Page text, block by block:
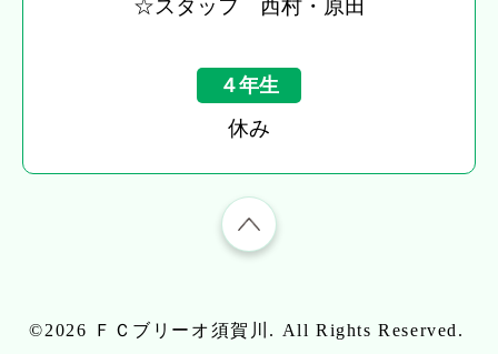
☆スタッフ 西村・原田
４年生
休み
©2026 ＦＣブリーオ須賀川 . All Rights Reserved.